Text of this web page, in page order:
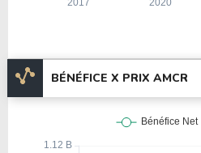
BÉNÉFICE X PRIX AMCR